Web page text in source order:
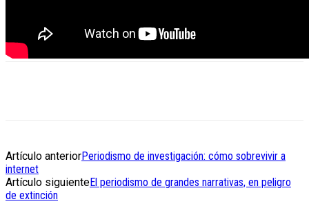
Artículo anteriorPeriodismo de investigación: cómo sobrevivir a
internet
Artículo siguienteEl periodismo de grandes narrativas, en peligro
de extinción